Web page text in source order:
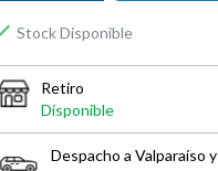
Stock Disponible
Retiro
Disponible
Despacho a Valparaíso